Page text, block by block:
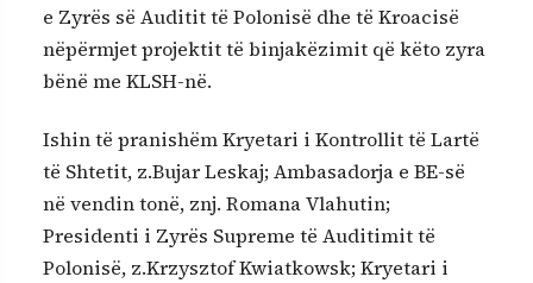
e Zyrës së Auditit të Polonisë dhe të Kroacisë
nëpërmjet projektit të binjakëzimit që këto zyra
bënë me KLSH-në.
Ishin të pranishëm Kryetari i Kontrollit të Lartë
të Shtetit, z.Bujar Leskaj; Ambasadorja e BE-së
në vendin tonë, znj. Romana Vlahutin;
Presidenti i Zyrës Supreme të Auditimit të
Polonisë, z.Krzysztof Kwiatkowsk; Kryetari i